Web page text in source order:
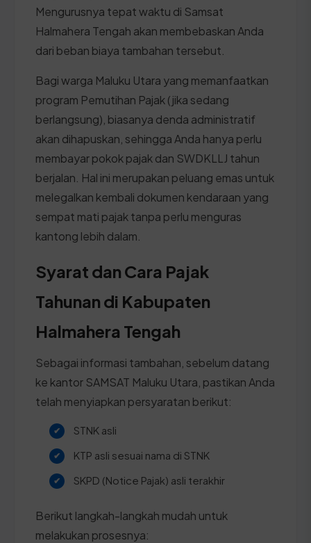
Mengurusnya tepat waktu di Samsat
Halmahera Tengah akan membebaskan Anda
dari beban biaya tambahan tersebut.
Bagi warga Maluku Utara yang memanfaatkan
program Pemutihan Pajak (jika sedang
berlangsung), biasanya denda administratif
akan dihapuskan, sehingga Anda hanya perlu
membayar pokok pajak dan SWDKLLJ tahun
berjalan. Hal ini merupakan peluang emas untuk
melegalkan kembali dokumen kendaraan yang
sempat mati pajak tanpa perlu menguras
kantong lebih dalam.
Syarat dan Cara Pajak
Tahunan di Kabupaten
Halmahera Tengah
Sebagai informasi tambahan, sebelum datang
ke kantor SAMSAT Maluku Utara, pastikan Anda
telah menyiapkan persyaratan berikut:
STNK asli
KTP asli sesuai nama di STNK
SKPD (Notice Pajak) asli terakhir
Berikut langkah-langkah mudah untuk
melakukan prosesnya: